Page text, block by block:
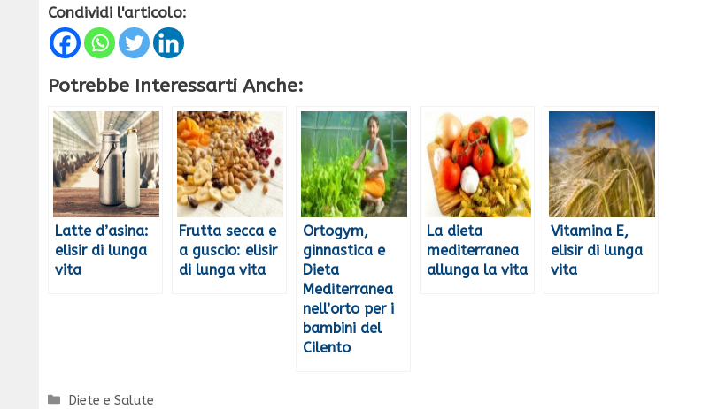
Condividi l'articolo:
Potrebbe Interessarti Anche:
Latte d’asina:
elisir di lunga
vita
Frutta secca e
a guscio: elisir
di lunga vita
Ortogym,
ginnastica e
Dieta
Mediterranea
nell’orto per i
bambini del
Cilento
La dieta
mediterranea
allunga la vita
Vitamina E,
elisir di lunga
vita
Categorie
Diete e Salute